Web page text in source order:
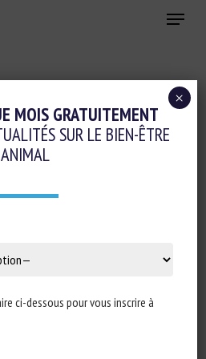
Menu
animale
THERMIQUE SUR LES
Rendez-vous BEA de la
chaire
MOIS GRATUITEMENT
SUR LE BIEN-ÊTRE
ANIMAL
ci-dessous pour vous inscrire à
×